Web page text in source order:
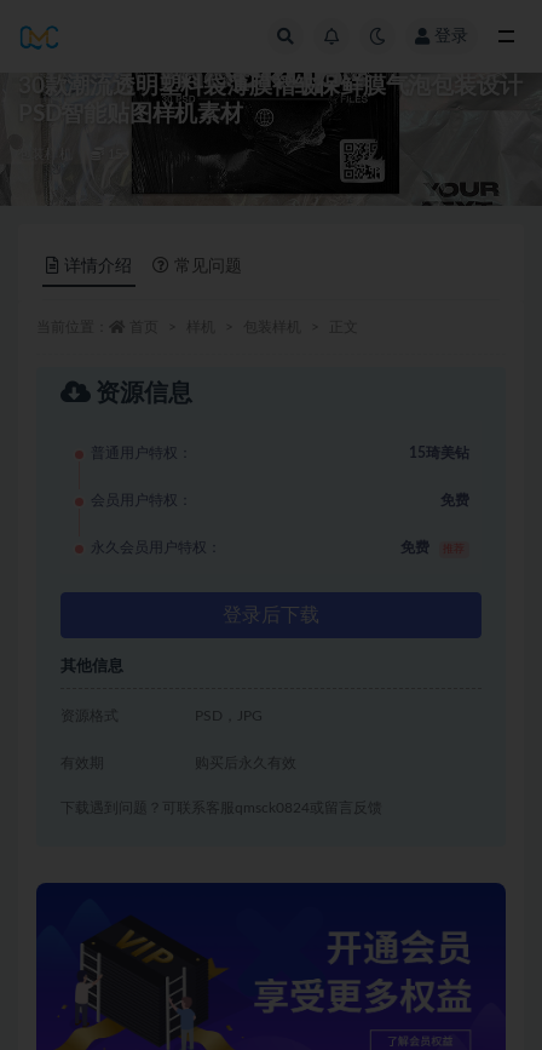
登录
30款潮流透明塑料袋薄膜褶皱保鲜膜气泡包装设计
PSD智能贴图样机素材
包装样机
详情介绍 常见问题
资源信息
普通用户特权： 15琦美钻
会员用户特权： 免费
永久会员用户特权： 免费
登录后下载
其他信息
资源格式 PSD，JPG
有效期 购买后永久有效
下载遇到问题？可联系客服qmsck0824或留言反馈